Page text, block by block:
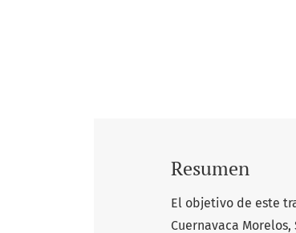
Resumen
El objetivo de este
Cuernavaca